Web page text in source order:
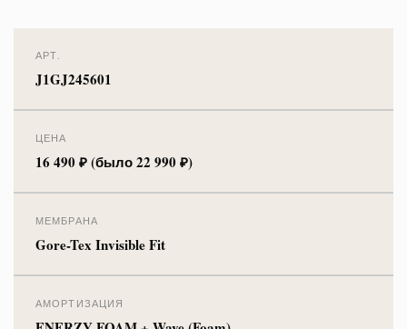
АРТ.
J1GJ245601
ЦЕНА
16 490 ₽ (было 22 990 ₽)
МЕМБРАНА
Gore-Tex Invisible Fit
АМОРТИЗАЦИЯ